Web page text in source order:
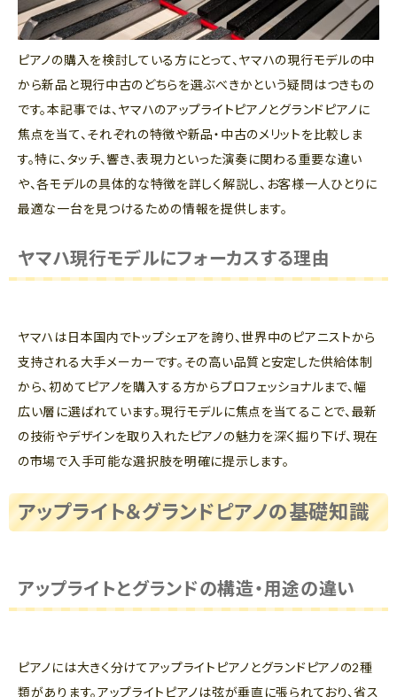
ピアノの購入を検討している方にとって、ヤマハの現行モデルの中
から新品と現行中古のどちらを選ぶべきかという疑問はつきもの
です。本記事では、ヤマハのアップライトピアノとグランドピアノに
焦点を当て、それぞれの特徴や新品・中古のメリットを比較しま
す。特に、タッチ、響き、表現力といった演奏に関わる重要な違い
や、各モデルの具体的な特徴を詳しく解説し、お客様一人ひとりに
最適な一台を見つけるための情報を提供します。
ヤマハ現行モデルにフォーカスする理由
ヤマハは日本国内でトップシェアを誇り、世界中のピアニストから
支持される大手メーカーです。その高い品質と安定した供給体制
から、初めてピアノを購入する方からプロフェッショナルまで、幅
広い層に選ばれています。現行モデルに焦点を当てることで、最新
の技術やデザインを取り入れたピアノの魅力を深く掘り下げ、現在
の市場で入手可能な選択肢を明確に提示します。
アップライト＆グランドピアノの基礎知識
アップライトとグランドの構造・用途の違い
ピアノには大きく分けてアップライトピアノとグランドピアノの2種
類があります。アップライトピアノは弦が垂直に張られており、省ス